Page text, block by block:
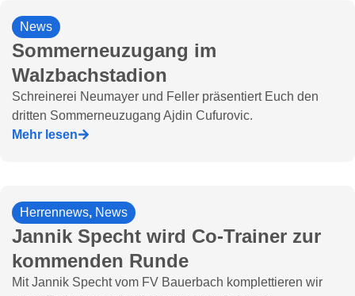
News
Sommerneuzugang im
Walzbachstadion
Schreinerei Neumayer und Feller präsentiert Euch den
dritten Sommerneuzugang Ajdin Cufurovic.
Mehr lesen
Herrennews, News
Jannik Specht wird Co-Trainer zur
kommenden Runde
Mit Jannik Specht vom FV Bauerbach komplettieren wir